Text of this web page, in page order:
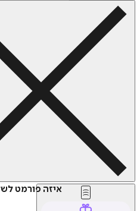
איזה פורמט